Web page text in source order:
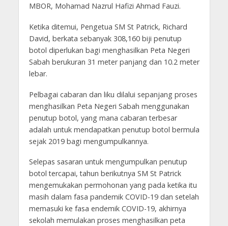
MBOR, Mohamad Nazrul Hafizi Ahmad Fauzi.
Ketika ditemui, Pengetua SM St Patrick, Richard
David, berkata sebanyak 308,160 biji penutup
botol diperlukan bagi menghasilkan Peta Negeri
Sabah berukuran 31 meter panjang dan 10.2 meter
lebar.
Pelbagai cabaran dan liku dilalui sepanjang proses
menghasilkan Peta Negeri Sabah menggunakan
penutup botol, yang mana cabaran terbesar
adalah untuk mendapatkan penutup botol bermula
sejak 2019 bagi mengumpulkannya.
Selepas sasaran untuk mengumpulkan penutup
botol tercapai, tahun berikutnya SM St Patrick
mengemukakan permohonan yang pada ketika itu
masih dalam fasa pandemik COVID-19 dan setelah
memasuki ke fasa endemik COVID-19, akhirnya
sekolah memulakan proses menghasilkan peta